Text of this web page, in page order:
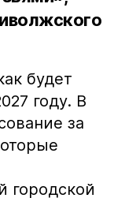
будет
году. В
за
городской